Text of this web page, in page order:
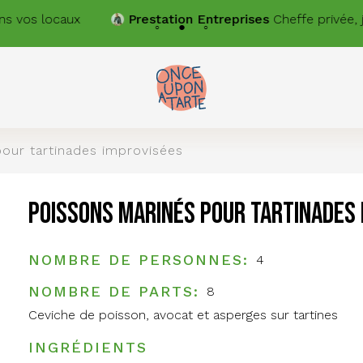
Cheffe privée, je cuisine sur place pour votre
tartinades improvisées
Poissons marinés pour tartinades
NOMBRE DE PERSONNES 4
NOMBRE DE PARTS
8
Ceviche de poisson, avocat et asperges sur tartines
INGRÉDIENTS